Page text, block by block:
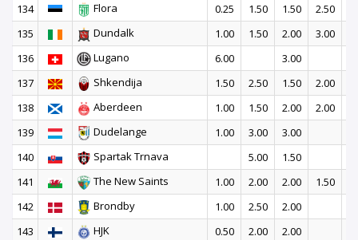
134
Flora 0.25 1.50 1.50 2.50
135
Dundalk 1.00 1.50 2.00 3.00
136
Lugano 6.00
3.00
137
Shkendija 1.50 2.50 1.50 2.00
138
Aberdeen 1.00 1.50 2.00 2.00
139
Dudelange 1.00 3.00 3.00
140
Spartak Trnava 5.00 1.50
141
The New Saints 1.00 2.00 2.00 1.50
142
Brondby 1.00 2.50 2.00
143
HJK 0.50 2.00 2.00